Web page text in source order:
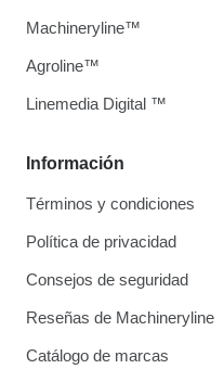
Información
Términos y condiciones
Política de privacidad
Consejos de seguridad
Reseñas de Machineryline
Catálogo de marcas
Machineryline™
Agroline™
Linemedia Digital ™